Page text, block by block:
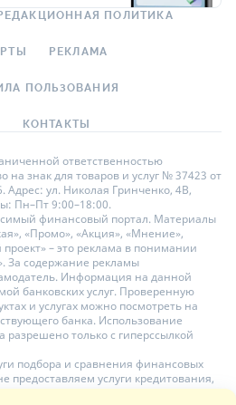
ПОЛИТИКА
РЕКЛАМА
ПОЛЬЗОВАНИЯ
КОНТАКТЫ
ответственностью
на знак для товаров и услуг № 37423 от
Адрес: ул. Николая Гринченко, 4В,
Пн–Пт 9:00–18:00.
финансовый портал. Материалы
«Промо», «Акция», «Мнение»,
– это реклама в понимании
За содержание рекламы
Информация на данной
банковских услуг. Проверенную
и услугах можно посмотреть на
банка. Использование
разрешено только с гиперссылкой
подбора и сравнения финансовых
предоставляем услуги кредитования,
Ваши личные данные на